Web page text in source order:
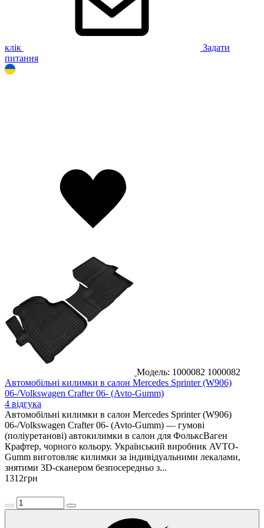
клік
Задати
питання
Модель: 1000082 1000082
Автомобільні килимки в салон Mercedes Sprinter (W906)
06-/Volkswagen Crafter 06- (Avto-Gumm)
4 відгука
Автомобільні килимки в салон Mercedes Sprinter (W906)
06-/Volkswagen Crafter 06- (Avto-Gumm) — гумові
(поліуретанові) автокилимки в салон для ФольксВаген
Крафтер, чорного кольору. Український виробник AVTO-
Gumm виготовляє килимки за індивідуальними лекалами,
знятими 3D-сканером безпосередньо з...
1312грн